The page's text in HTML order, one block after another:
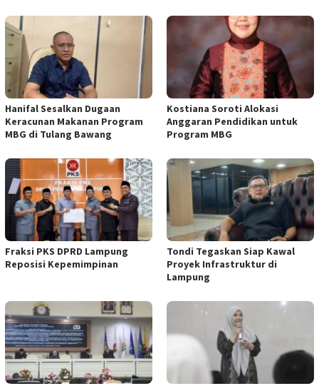
Hanifal Sesalkan Dugaan
Keracunan Makanan Program
MBG di Tulang Bawang
Kostiana Soroti Alokasi
Anggaran Pendidikan untuk
Program MBG
Fraksi PKS DPRD Lampung
Reposisi Kepemimpinan
Tondi Tegaskan Siap Kawal
Proyek Infrastruktur di
Lampung